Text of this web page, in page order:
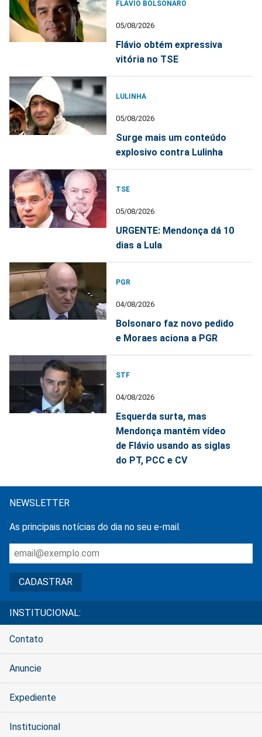
FLÁVIO BOLSONARO
05/08/2026
Flávio obtém expressiva
vitória no TSE
LULINHA
05/08/2026
Surge mais um conteúdo
explosivo contra Lulinha
TSE
05/08/2026
URGENTE: Mendonça dá 10
dias a Lula
PGR
04/08/2026
Bolsonaro faz novo pedido
e Moraes aciona a PGR
STF
04/08/2026
Esquerda surta, mas
Mendonça mantém vídeo
de Flávio usando as siglas
do PT, PCC e CV
NEWSLETTER
As principais notícias do dia no seu e-mail.
INSTITUCIONAL:
Contato
Anuncie
Expediente
Institucional